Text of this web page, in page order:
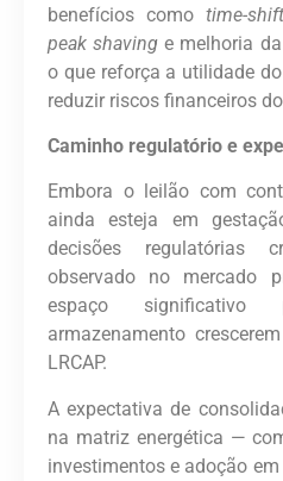
benefícios comotime-shift
peak shaving e melhoria
o que reforça a utilidade
reduzir riscos financeiros
Caminho regulatório e
Embora o leilão com
ainda esteja em
decisões regulatórias
observado no mercado
espaço
armazenamento
LRCAP.
A expectativa de
na matriz energética —
investimentos e adoção